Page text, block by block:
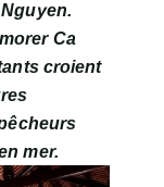
Ca
croient
mer.